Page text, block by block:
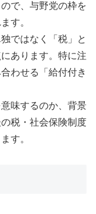
で、与野党の枠を
す。
ではなく「税」と
あります。特に注
わせる「給付付き
味するのか、背景
税・社会保険制度
す。